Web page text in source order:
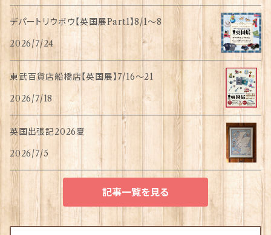
デパートリウボウ【英国展Part1】8/1〜8
2026/7/24
東武百貨店船橋店【英国展】7/16～21
2026/7/18
英国出張記2026夏
2026/7/5
記事一覧を見る